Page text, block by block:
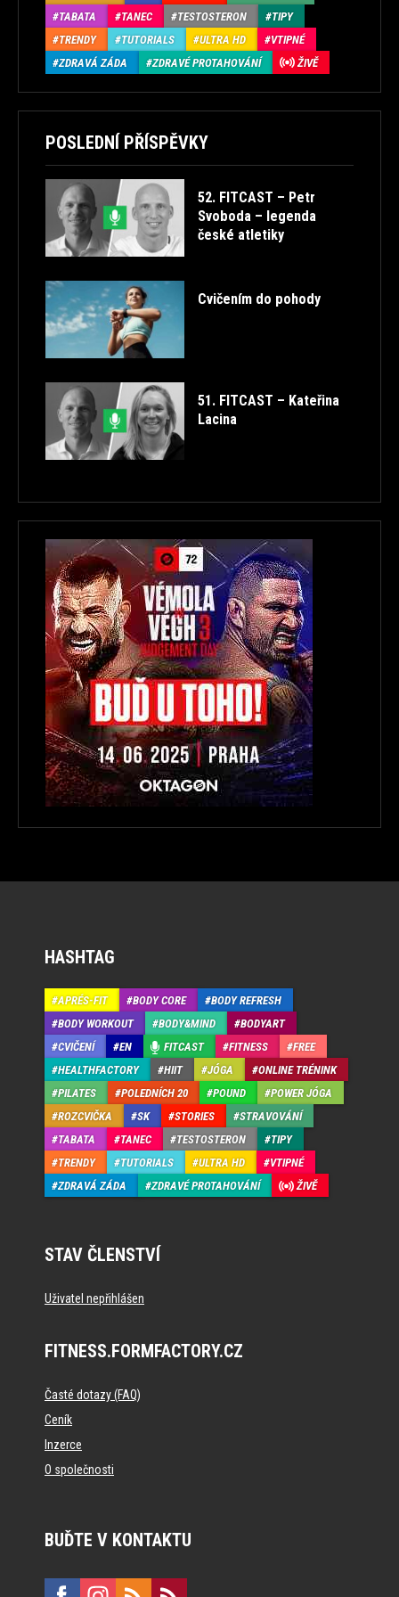
TABATA
TANEC TESTOSTERON
TIPY
TRENDY
TUTORIALS ULTRA HD
VTIPNÉ
ZDRAVÁ ZÁDA
ZDRAVÉ PROTAHOVÁNÍ ŽIVĚ
POSLEDNÍ PŘÍSPĚVKY
52. FITCAST – Petr
Svoboda – legenda
české atletiky
Cvičením do pohody
51. FITCAST – Kateřina
Lacina
HASHTAG
APRÉS-FIT BODY CORE
BODY REFRESH
BODY WORKOUT
BODY&MIND
BODYART
CVIČENÍ
EN FITCAST FITNESS
FREE
HEALTHFACTORY
HIIT JÓGA
ONLINE TRÉNINK
PILATES
POLEDNÍCH 20 POUND
POWER JÓGA
ROZCVIČKA
SK STORIES
STRAVOVÁNÍ
TABATA
TANEC TESTOSTERON
TIPY
TRENDY
TUTORIALS ULTRA HD
VTIPNÉ
ZDRAVÁ ZÁDA
ZDRAVÉ PROTAHOVÁNÍ ŽIVĚ
STAV ČLENSTVÍ
Uživatel nepřihlášen
FITNESS.FORMFACTORY.CZ
Časté dotazy (FAQ)
Ceník
Inzerce
O společnosti
BUĎTE V KONTAKTU